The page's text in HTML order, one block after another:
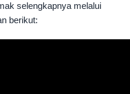
selengkapnya melalui
berikut: